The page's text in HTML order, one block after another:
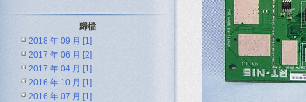
歸檔
2018 年 09 月 [1]
2017 年 06 月 [2]
2017 年 04 月 [1]
2016 年 10 月 [1]
2016 年 07 月 [1]